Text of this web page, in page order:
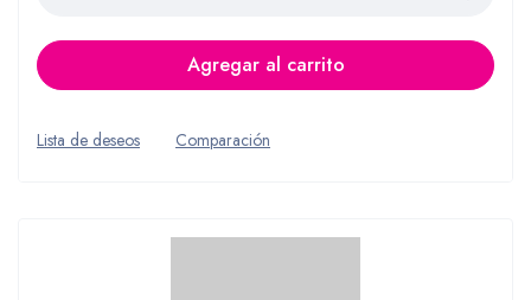
Agregar al carrito
Lista de deseos Comparación